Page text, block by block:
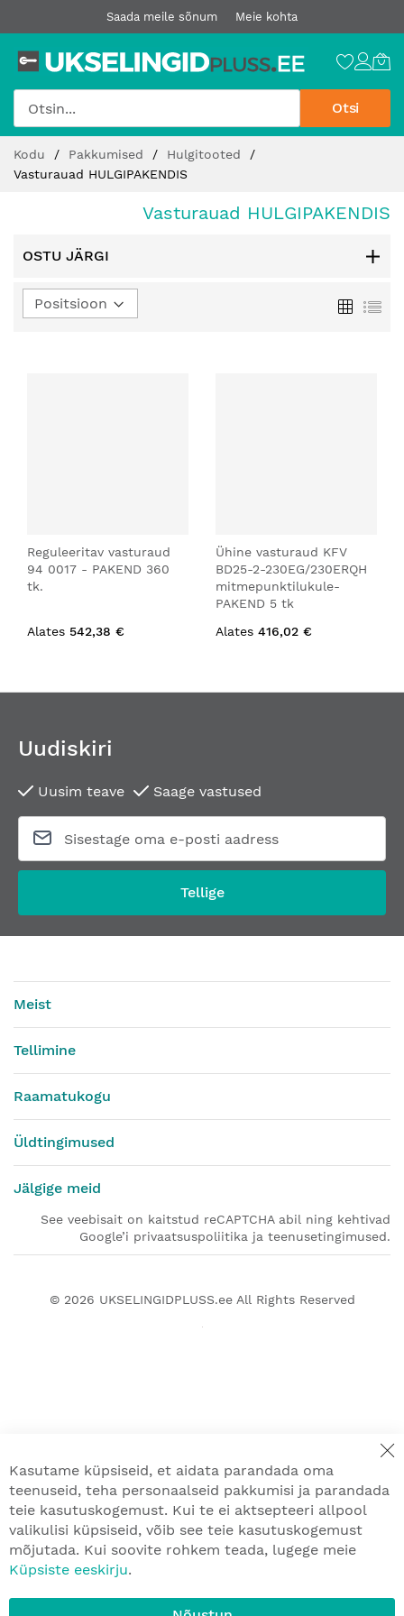
Saada meile sõnum Meie kohta
Otsi
sisu
juurde
Kodu Pakkumised
Hulgitooted
Vasturauad HULGIPAKENDIS
Vasturauad HULGIPAKENDIS
OSTU JÄRGI
Reguleeritav vasturaud
94 0017 - PAKEND 360
tk.
Alates 542,38 €
Ühine vasturaud KFV
BD25-2-230EG/230ERQH
mitmepunktilukule-
PAKEND 5 tk
Alates 416,02 €
Uudiskiri
Uusim teave Saage vastused
Tellige
Meist
Tellimine
Raamatukogu
Üldtingimused
Jälgige meid
See veebisait on kaitstud reCAPTCHA abil ning kehtivad
Google’i privaatsuspoliitika ja teenusetingimused.
© 2026 UKSELINGIDPLUSS.eeAll Rights Reserved
Kasutame küpsiseid, et aidata parandada oma
teenuseid, teha personaalseid pakkumisi ja parandada
teie kasutuskogemust. Kui te ei aktsepteeri allpool
valikulisi küpsiseid, võib see teie kasutuskogemust
mõjutada. Kui soovite rohkem teada, lugege meie
Küpsiste eeskirju.